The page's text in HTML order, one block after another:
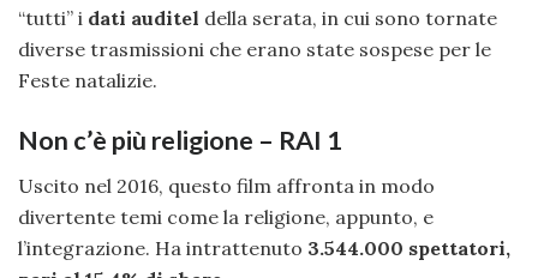
“tutti” i dati auditel della serata, in cui sono tornate
diverse trasmissioni che erano state sospese per le
Feste natalizie.
Non c’è più religione – RAI 1
Uscito nel 2016, questo film affronta in modo
divertente temi come la religione, appunto, e
l’integrazione. Ha intrattenuto 3.544.000 spettatori,